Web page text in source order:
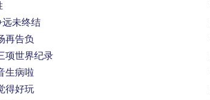
远未终结
再告负
项世界纪录
生病啦
得好玩